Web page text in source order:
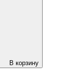
В корзину